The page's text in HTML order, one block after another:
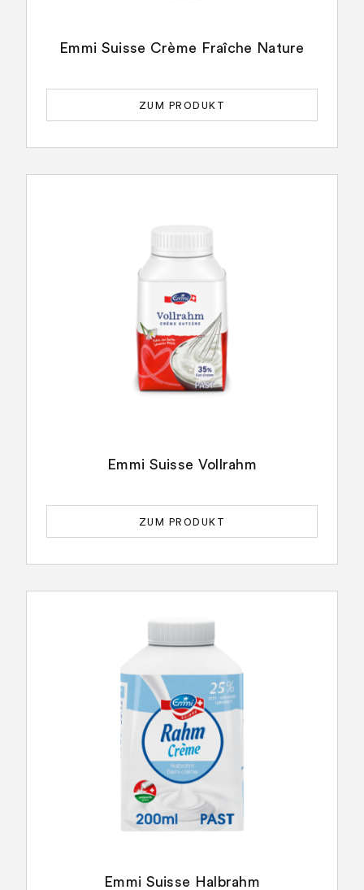
Emmi Suisse Crème Fraîche Nature
ZUM PRODUKT
Emmi Suisse Vollrahm
ZUM PRODUKT
Emmi Suisse Halbrahm